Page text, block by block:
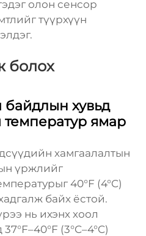
олон сенсор
түүрхүүн
болох
хувьд
ямар
хамгаалалтын
үржлийг
40°F (4°C)
байх ёстой.
нь ихэнх хоол
(3°C–4°C)